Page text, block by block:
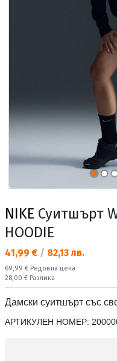
NIKE Суитшърт W
HOODIE
Текуща цена:
41,99 € / 82,13 лв.
Редовна цена:
69,99 € Редовна цена
Спестявате:
28,00 € Разлика
Дамски суитшърт със
АРТИКУЛЕН НОМЕР: